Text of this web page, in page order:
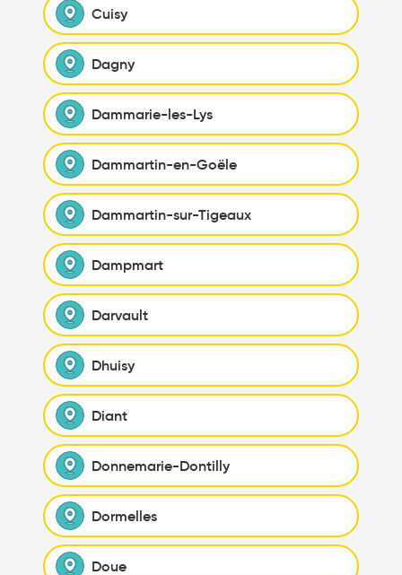
Cuisy
Dagny
Dammarie-les-Lys
Dammartin-en-Goële
Dammartin-sur-Tigeaux
Dampmart
Darvault
Dhuisy
Diant
Donnemarie-Dontilly
Dormelles
Doue